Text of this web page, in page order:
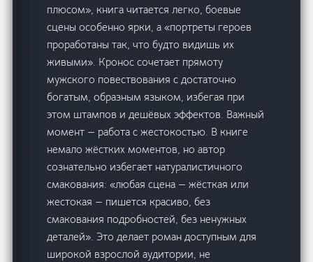
плюсом», книга читается легко, боевые
сцены особенно ярки, а «портреты героев
проработаны так, что будто видишь их
живыми». Кронос сочетает прямоту
мужского повествования с достаточно
богатым, образным языком, избегая при
этом штампов и дешёвых эффектов. Важный
момент — работа с жестокостью. В книге
немало жёстких моментов, но автор
сознательно избегает натуралистичного
смакования: «любая сцена — жёсткая или
жестокая — пишется красиво, без
смакования подробностей, без ненужных
деталей». Это делает роман доступным для
широкой взрослой аудитории, не